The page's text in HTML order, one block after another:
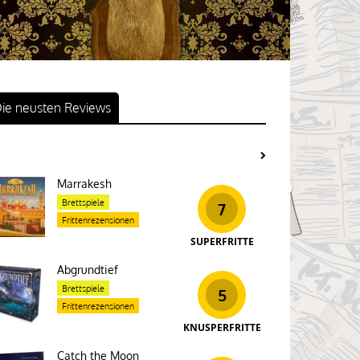
neusten Reviews
7
SUPERFRITTE
Marrakesh
Brettspiele
Frittenrezensionen
5
KNUSPERFRITTE
Abgrundtief
Brettspiele
Frittenrezensionen
Catch the Moon